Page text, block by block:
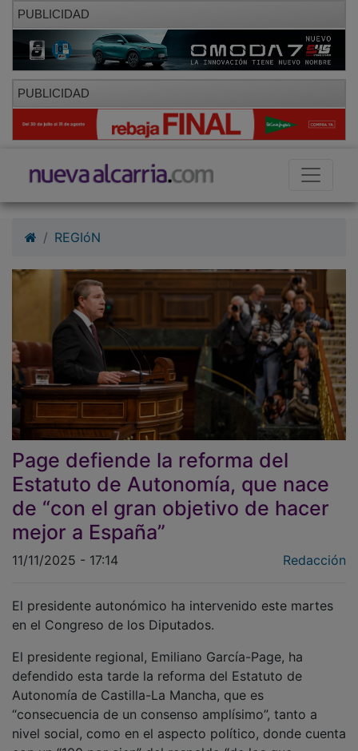
PUBLICIDAD
PUBLICIDAD
Page defiende la reforma del
Estatuto de Autonomía, que nace
de “con el gran objetivo de hacer
mejor a España”
11/11/2025 - 17:14
en el Congreso de los Diputados.
defendido esta tarde la reforma del Estatuto de
Autonomía de Castilla-La Mancha, que es
“consecuencia de un consenso amplísimo”, tanto a
nivel social, como en el aspecto político, donde cuenta
con un “100 por cien” del respaldo “de los que